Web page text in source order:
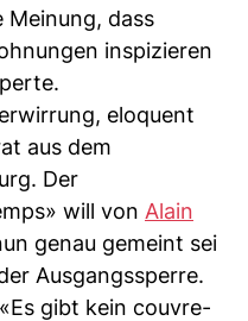
Meinung, dass
inspizieren
eloquent
aus dem
Der
will von Alain
genau gemeint sei
Ausgangssperre.
gibt kein couvre-